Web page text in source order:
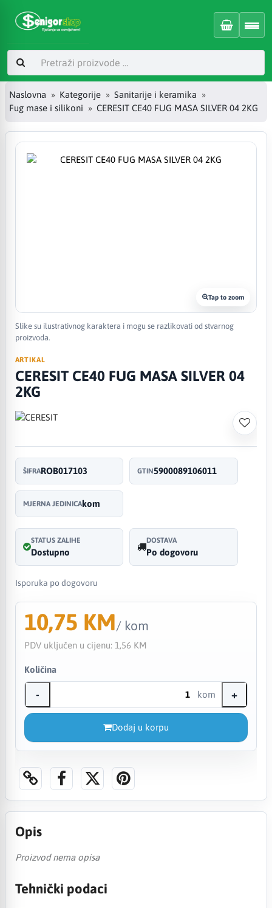
Naslovna Kategorije
Sanitarije i keramika
Fug mase i silikoni
CERESIT CE40 FUG MASA SILVER 04 2KG
Tap to zoom
Slike su ilustrativnog karaktera i mogu se razlikovati od stvarnog
proizvoda.
ARTIKAL
CERESIT CE40 FUG MASA SILVER 04
2KG
ŠIFRAROB017103 GTIN5900089106011
MJERNA JEDINICAkom
STATUS ZALIHE
Dostupno
DOSTAVA
Po dogovoru
Isporuka po dogovoru
10,75 KM/ kom
PDV uključen u cijenu: 1,56 KM
Količina
- kom +
Dodaj u korpu
Opis
Proizvod nema opisa
Tehnički podaci